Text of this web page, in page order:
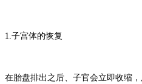
1.子宫体的恢复
在胎盘排出之后、子官会立即收缩